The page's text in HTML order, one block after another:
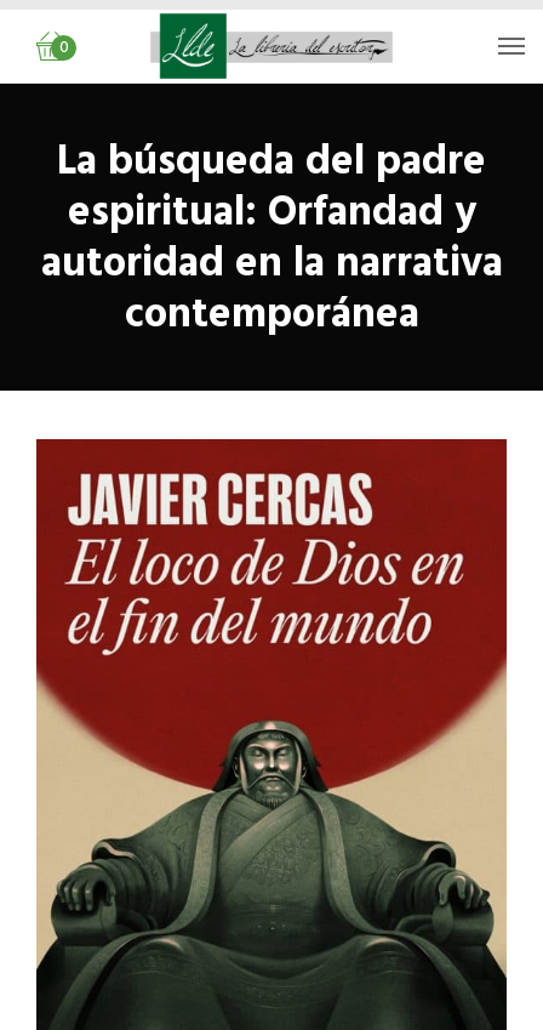
0
La búsqueda del padre
espiritual: Orfandad y
autoridad en la narrativa
contemporánea